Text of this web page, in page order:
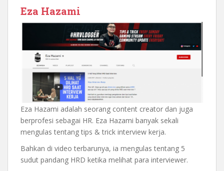
Eza Hazami
Eza Hazami adalah seorang content creator dan juga
berprofesi sebagai HR. Eza Hazami banyak sekali
mengulas tentang tips & trick interview kerja.
Bahkan di video terbarunya, ia mengulas tentang 5
sudut pandang HRD ketika melihat para interviewer.